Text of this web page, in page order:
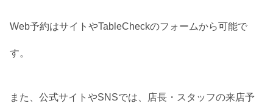
Web予約はサイトやTableCheckのフォームから可能で
す。
また、公式サイトやSNSでは、店長・スタッフの来店予